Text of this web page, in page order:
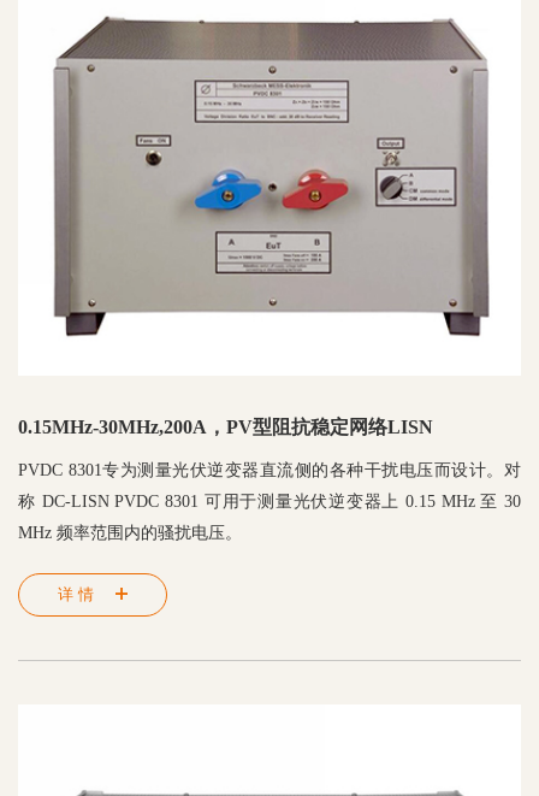
0.15MHz-30MHz,200A，PV型阻抗稳定网络LISN
PVDC 8301专为测量光伏逆变器直流侧的各种干扰电压而设计。对
称 DC-LISN PVDC 8301 可用于测量光伏逆变器上 0.15 MHz 至 30
MHz 频率范围内的骚扰电压。
详情